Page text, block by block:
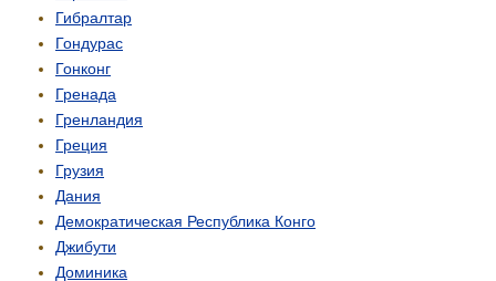
Гибралтар
Гондурас
Гонконг
Гренада
Гренландия
Греция
Грузия
Дания
Демо­кратическая Республика Конго
Джибути
Доминика